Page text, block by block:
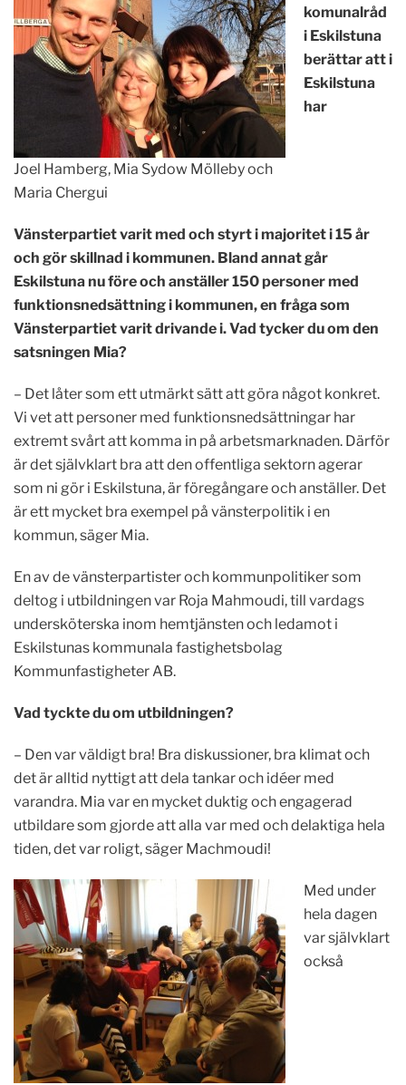
Joel Hamberg, Mia Sydow Mölleby och
Maria Chergui
komunalråd
i Eskilstuna
berättar att i
Eskilstuna
har
Vänsterpartiet varit med och styrt i majoritet i 15 år
och gör skillnad i kommunen. Bland annat går
Eskilstuna nu före och anställer 150 personer med
funktionsnedsättning i kommunen, en fråga som
Vänsterpartiet varit drivande i. Vad tycker du om den
satsningen Mia?
– Det låter som ett utmärkt sätt att göra något konkret.
Vi vet att personer med funktionsnedsättningar har
extremt svårt att komma in på arbetsmarknaden. Därför
är det självklart bra att den offentliga sektorn agerar
som ni gör i Eskilstuna, är föregångare och anställer. Det
är ett mycket bra exempel på vänsterpolitik i en
kommun, säger Mia.
En av de vänsterpartister och kommunpolitiker som
deltog i utbildningen var Roja Mahmoudi, till vardags
undersköterska inom hemtjänsten och ledamot i
Eskilstunas kommunala fastighetsbolag
Kommunfastigheter AB.
Vad tyckte du om utbildningen?
– Den var väldigt bra! Bra diskussioner, bra klimat och
det är alltid nyttigt att dela tankar och idéer med
varandra. Mia var en mycket duktig och engagerad
utbildare som gjorde att alla var med och delaktiga hela
tiden, det var roligt, säger Machmoudi!
Med under
hela dagen
var självklart
också